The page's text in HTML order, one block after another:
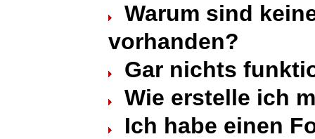
Warum sind
vorhanden?
Gar nichts
Wie erstelle ich
Ich habe einen